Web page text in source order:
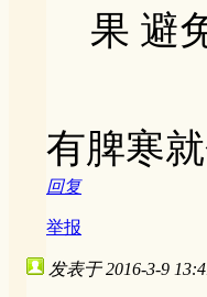
果 避
有脾寒就
回复
举报
发表于 2016-3-9